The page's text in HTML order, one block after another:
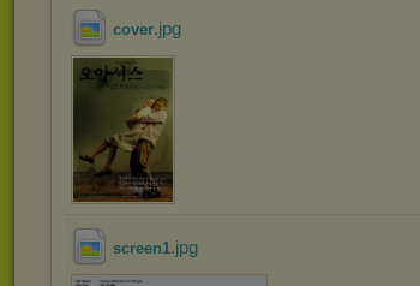
cover.jpg
screen1.jpg